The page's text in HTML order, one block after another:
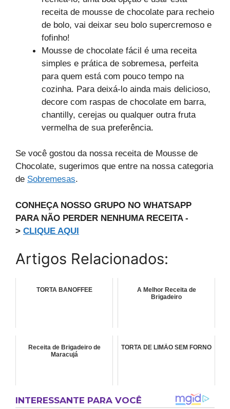
receita de mousse de chocolate para recheio
de bolo, vai deixar seu bolo supercremoso e
fofinho!
Mousse de chocolate fácil é uma receita
simples e prática de sobremesa, perfeita
para quem está com pouco tempo na
cozinha. Para deixá-lo ainda mais delicioso,
decore com raspas de chocolate em barra,
chantilly, cerejas ou qualquer outra fruta
vermelha de sua preferência.
Se você gostou da nossa receita de Mousse de
Chocolate, sugerimos que entre na nossa categoria
de Sobremesas.
CONHEÇA NOSSO GRUPO NO WHATSAPP
PARA NÃO PERDER NENHUMA RECEITA -
> CLIQUE AQUI
Artigos Relacionados:
TORTA BANOFFEE
A Melhor Receita de
Brigadeiro
Receita de Brigadeiro de
Maracujá
TORTA DE LIMÃO SEM FORNO